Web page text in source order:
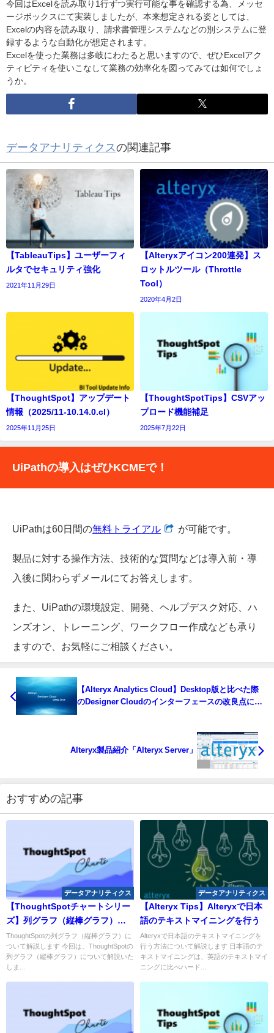
今回はExcelを読み取り1行ずつ実行可能な事を確認する為、メッセ
ージボックスにて実装しましたが、本来想定される姿としては、
Excelの内容を読み取り、請求書管理システムなどの別システムに登
録するような自動化が想定されます。
Excelを使った業務は多岐にわたると思いますので、ぜひExcelアク
ティビティを使いこなして業務の効率化を図ってみては如何でしょ
うか。
データアナリティクスの関連記事
【TableauTips】ユーザーフィ
ルタでセキュリティ強化
2021年11月29日
【Alteryxアイコン200連発】ス
ロットルツール（Throttle
Tool）
2020年4月2日
【ThoughtSpot】アップデート
情報（2025/11-10.14.0.cl）
2025年11月25日
【ThoughtSpotTips】CSVアッ
プロード機能補足
2025年7月22日
UiPathの導入はぜひKCMEで！
UiPathは60日間の無料トライアル が可能です。
製品に対する操作方法、技術的な質問などは導入前・導
入後に関わらずメールにてお答えします。
また、UiPathの環境設定、開発、ヘルプデスク対応、ハ
ンズオン、トレーニング、ワークフロー作成なども承り
ますので、お気軽にご相談ください。
【Alteryx Analytics Cloud】Desktop版と比べた際
のDesigner Cloudのインターフェースの改良点につ
Alteryx製品紹介「Alteryx Server」
おすすめの記事
データアナリティクス
【ThoughtSpotチャートシリー
ズ】列グラフ（縦棒グラフ）に
ついて
ThoughtSpotの列グラフ（縦棒グラフ）に
ついて解説します 今回は、ThoughtSpotの
列グラフ（縦棒グラフ）について解説いた
しま...
データアナリティクス
【Alteryx Tips】Alteryxで日本
語のテキストマイニングを行う
Alteryxで日本語のテキストマイニングを
行う方法について解説します 日本語のテ
キストマイニングは、英語のテキストマイ
ニングに比べハード...